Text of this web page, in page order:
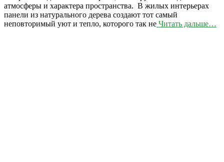
атмосферы и характера пространства. В жилых интерьерах
панели из натурального дерева создают тот самый
неповторимый уют и тепло, которого так не Читать дальше…